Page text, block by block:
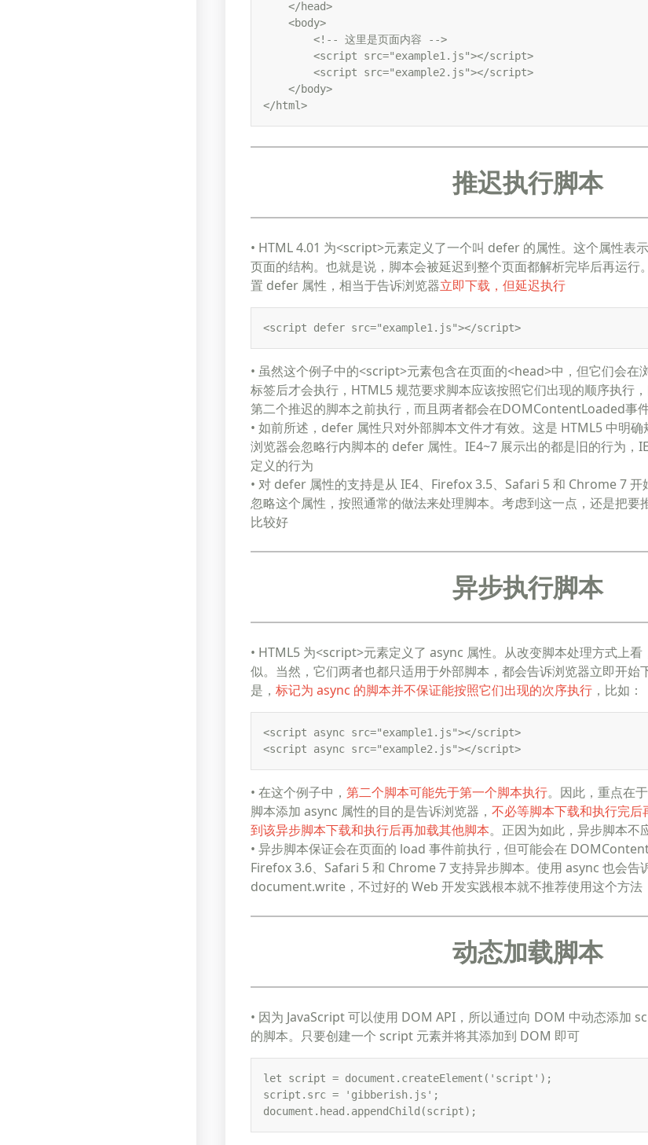
    </head>
    <body>
        <!-- 这里是页面内容 -->
        <script src="example1.js"></script>
        <script src="example2.js"></script>
    </body>
</html>
推迟执行脚本
• HTML 4.01 为<script>元素定义了一个叫 defer 的属性。这个属性表
页面的结构。也就是说，脚本会被延迟到整个页面都解析完毕后再运
置 defer 属性，相当于告诉浏览器立即下载，但延迟执行
<script defer src="example1.js"></script>
• 虽然这个例子中的<script>元素包含在页面的<head>中，但它们会
标签后才会执行，HTML5 规范要求脚本应该按照它们出现的顺序执行
第二个推迟的脚本之前执行，而且两者都会在DOMContentLoaded事
• 如前所述，defer 属性只对外部脚本文件才有效。这是 HTML5 中明
浏览器会忽略行内脚本的 defer 属性。IE4~7 展示出的都是旧的行为，
定义的行为
• 对 defer 属性的支持是从 IE4、Firefox 3.5、Safari 5 和 Chrome 7 开
忽略这个属性，按照通常的做法来处理脚本。考虑到这一点，还是把要
比较好
异步执行脚本
• HTML5 为<script>元素定义了 async 属性。从改变脚本处理方式上
似。当然，它们两者也都只适用于外部脚本，都会告诉浏览器立即开
是， 标记为 async 的脚本并不保证能按照它们出现的次序执行 ，比如：
<script async src="example1.js"></script>
<script async src="example2.js"></script>
• 在这个例子中， 第二个脚本可能先于第一个脚本执行。因此，重点在
脚本添加 async 属性的目的是告诉浏览器， 不必等脚本下载和执行完
到该异步脚本下载和执行后再加载其他脚本。正因为如此，异步脚本不
• 异步脚本保证会在页面的 load 事件前执行，但可能会在
Firefox 3.6、Safari 5 和 Chrome 7 支持异步脚本。使用 async 也会告
document.write，不过好的 Web 开发实践根本就不推荐使用这个方法
动态加载脚本
• 因为 JavaScript 可以使用 DOM API，所以通过向 DOM 中动态添加
的脚本。只要创建一个 script 元素并将其添加到 DOM 即可
let script = document.createElement('script');
script.src = 'gibberish.js';
document.head.appendChild(script);